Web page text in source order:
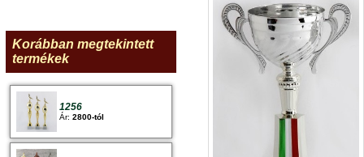
Korábban megtekintett
termékek
1256
Ár: 2800-tól